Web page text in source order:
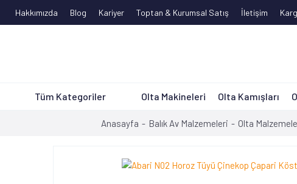
Hakkımızda Blog Kariyer Toptan & Kurumsal Satış İletişim
Tüm Kategoriler Olta Makineleri Olta Kamışları
Anasayfa Balık Av Malzemeleri Olta